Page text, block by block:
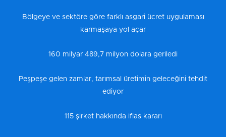
Bölgeye ve sektöre göre farklı asgari ücret uygulaması
karmaşaya yol açar
160 milyar 489,7 milyon dolara geriledi
Peşpeşe gelen zamlar, tarımsal üretimin geleceğini tehdit
ediyor
115 şirket hakkında iflas kararı